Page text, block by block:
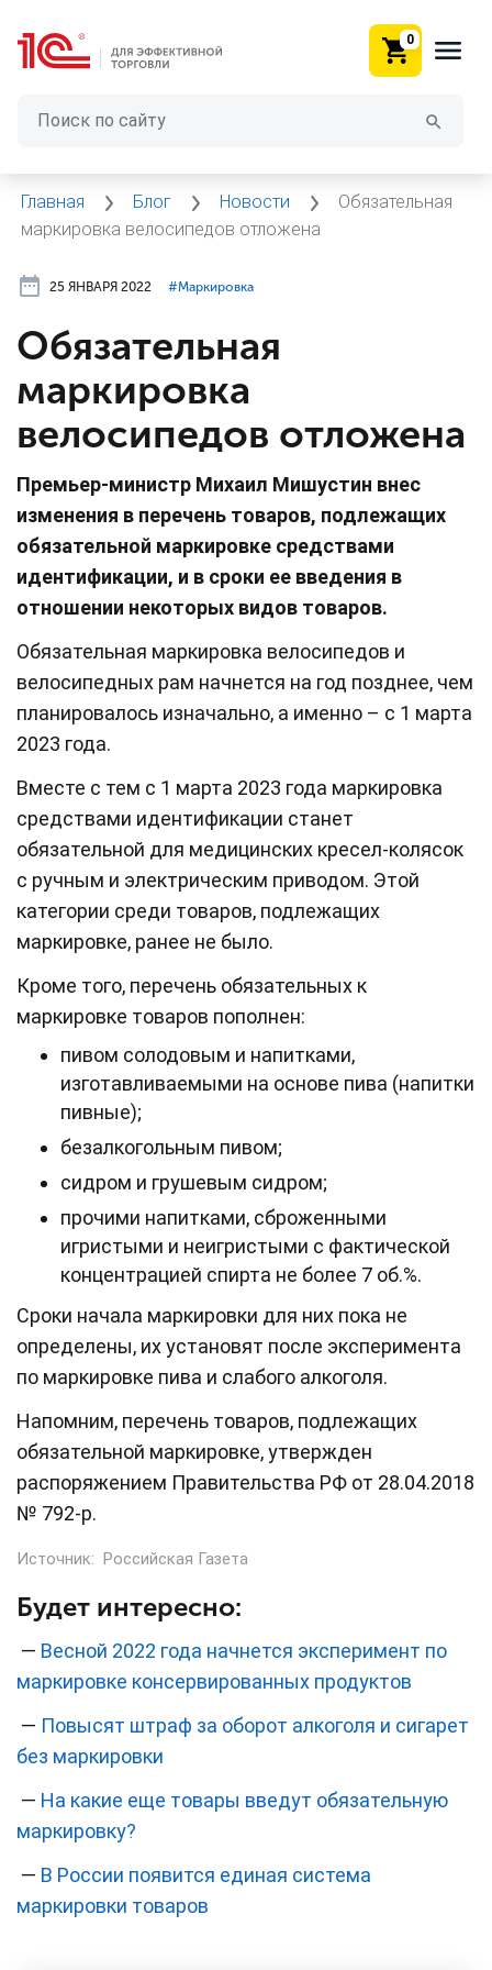
0
Главная Блог Новости
Обязательная
маркировка велосипедов отложена
25 ЯНВАРЯ 2022 #⁣Маркировка
Обязательная
маркировка
велосипедов отложена
Премьер-министр Михаил Мишустин внес
изменения в перечень товаров, подлежащих
обязательной маркировке средствами
идентификации, и в сроки ее введения в
отношении некоторых видов товаров.
Обязательная маркировка велосипедов и
велосипедных рам начнется на год позднее, чем
планировалось изначально, а именно – с 1 марта
2023 года.
Вместе с тем с 1 марта 2023 года маркировка
средствами идентификации станет
обязательной для медицинских кресел-колясок
с ручным и электрическим приводом. Этой
категории среди товаров, подлежащих
маркировке, ранее не было.
Кроме того, перечень обязательных к
маркировке товаров пополнен:
пивом солодовым и напитками,
изготавливаемыми на основе пива (напитки
пивные);
безалкогольным пивом;
сидром и грушевым сидром;
прочими напитками, сброженными
игристыми и неигристыми с фактической
концентрацией спирта не более 7 об.%.
Сроки начала маркировки для них пока не
определены, их установят после эксперимента
по маркировке пива и слабого алкоголя.
Напомним, перечень товаров, подлежащих
обязательной маркировке, утвержден
распоряжением Правительства РФ от 28.04.2018
№ 792-р.
Источник: Российская Газета
Будет интересно:
— Весной 2022 года начнется эксперимент по
маркировке консервированных продуктов
— Повысят штраф за оборот алкоголя и сигарет
без маркировки
— На какие еще товары введут обязательную
маркировку?
— В России появится единая система
маркировки товаров